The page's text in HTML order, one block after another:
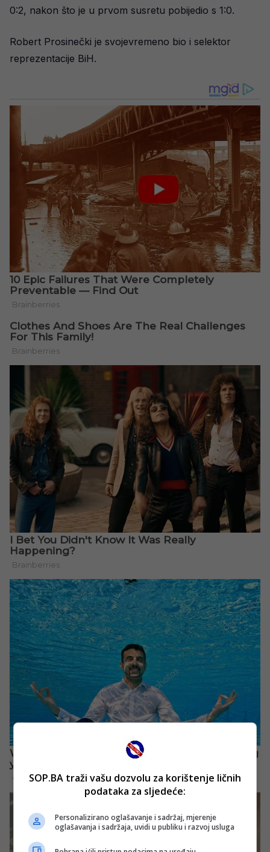
0:2, nakon što je u prvom susretu pobijedio s 1:0.
Robert Prosinečki je svojevremeno bio i selektor
reprezentacije BiH.
SOP.BA traži vašu dozvolu za korištenje ličnih
podataka za sljedeće:
Personalizirano oglašavanje i sadržaj, mjerenje
oglašavanja i sadržaja, uvidi u publiku i razvoj usluga